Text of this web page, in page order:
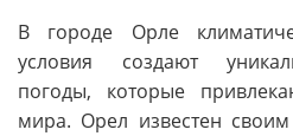
В городе Орле
условия создают
погоды, которые
мира. Орел известен